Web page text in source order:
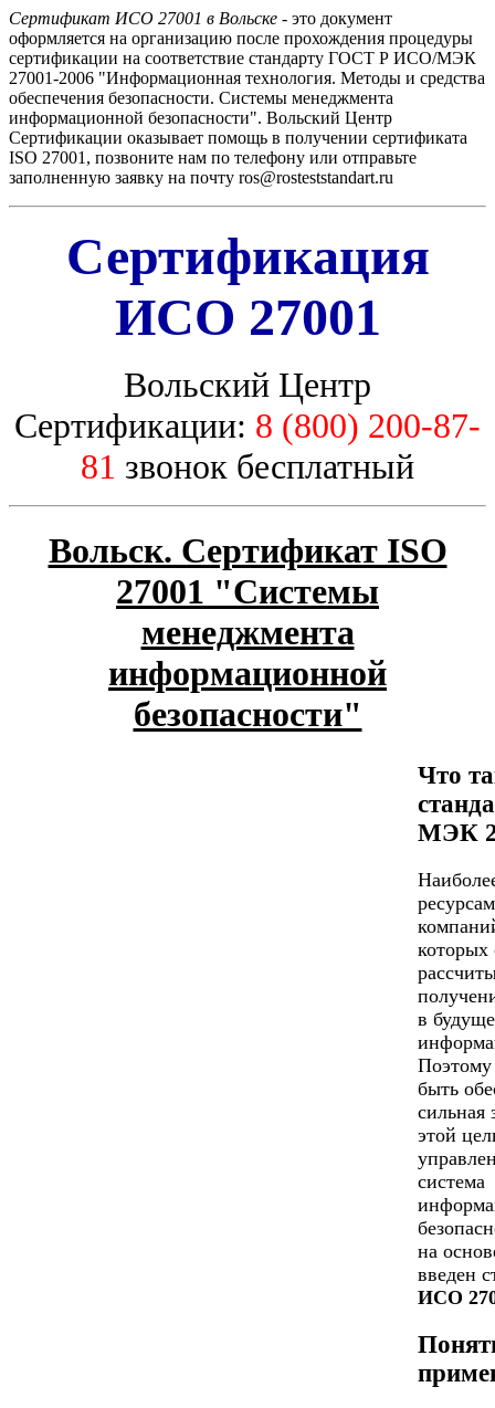
Сертификат ИСО 27001 в Вольске - это документ
оформляется на организацию после прохождения процедуры
сертификации на соответствие стандарту ГОСТ Р ИСО/МЭК
27001-2006 "Информационная технология. Методы и средства
обеспечения безопасности. Системы менеджмента
информационной безопасности". Вольский Центр
Сертификации оказывает помощь в получении сертификата
ISO 27001, позвоните нам по телефону или отправьте
заполненную заявку на почту ros@rosteststandart.ru
Сертификация
ИСО 27001
Вольский Центр
Сертификации: 8 (800) 200-87-
81 звонок бесплатный
Вольск. Сертификат ISO
27001 "Системы
менеджмента
информационной
безопасности"
Что
МЭК
которых
в
быть
сильная
этой
система
на
введен
ИСО